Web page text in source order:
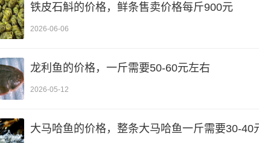
铁皮石斛的价格，鲜条售卖价格每斤900元
2026-06-06
龙利鱼的价格，一斤需要50-60元左右
2026-05-12
大马哈鱼的价格，整条大马哈鱼一斤需要30-40